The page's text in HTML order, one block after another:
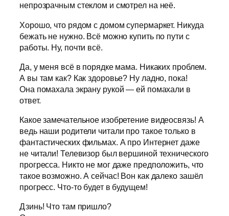
непрозрачным стеклом и смотрел на неё.
Хорошо, что рядом с домом супермаркет. Никуда
бежать не нужно. Всё можно купить по пути с
работы. Ну, почти всё.
Да, у меня всё в порядке мама. Никаких проблем.
А вы там как? Как здоровье? Ну ладно, пока!
Она помахала экрану рукой — ей помахали в
ответ.
Какое замечательное изобретение видеосвязь! А
ведь наши родители читали про такое только в
фантастических фильмах. А про Интернет даже
не читали! Телевизор был вершиной технического
прогресса. Никто не мог даже предположить, что
такое возможно. А сейчас! Вон как далеко зашёл
прогресс. Что-то будет в будущем!
Дзинь! Что там пришло?